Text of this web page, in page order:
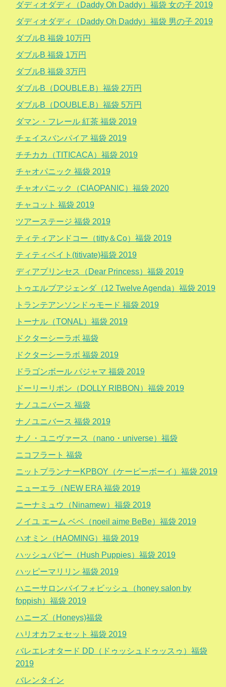
ダディオダディ（Daddy Oh Daddy）福袋 女の子 2019
ダディオダディ（Daddy Oh Daddy）福袋 男の子 2019
ダブルB 福袋 10万円
ダブルB 福袋 1万円
ダブルB 福袋 3万円
ダブルB（DOUBLE.B）福袋 2万円
ダブルB（DOUBLE.B）福袋 5万円
ダマン・フレール 紅茶 福袋 2019
チェイスバンパイア 福袋 2019
チチカカ（TITICACA）福袋 2019
チャオパニック 福袋 2019
チャオパニック（CIAOPANIC）福袋 2020
チャコット 福袋 2019
ツアーステージ 福袋 2019
ティティアンドコー（titty＆Co）福袋 2019
ティティベイト(titivate)福袋 2019
ディアプリンセス（Dear Princess）福袋 2019
トゥエルブアジェンダ（12 Twelve Agenda）福袋 2019
トランテアンソンドゥモード 福袋 2019
トーナル（TONAL）福袋 2019
ドクターシーラボ 福袋
ドクターシーラボ 福袋 2019
ドラゴンボール パジャマ 福袋 2019
ドーリーリボン（DOLLY RIBBON）福袋 2019
ナノユニバース 福袋
ナノユニバース 福袋 2019
ナノ・ユニヴァース（nano・universe）福袋
ニコフラート 福袋
ニットプランナーKPBOY（ケーピーボーイ）福袋 2019
ニューエラ（NEW ERA 福袋 2019
ニーナミュウ（Ninamew）福袋 2019
ノイユ エーム ベベ（noeil aime BeBe）福袋 2019
ハオミン（HAOMING）福袋 2019
ハッシュパピー（Hush Puppies）福袋 2019
ハッピーマリリン 福袋 2019
ハニーサロンバイフォビッシュ（honey salon by
foppish）福袋 2019
ハニーズ（Honeys)福袋
ハリオカフェセット 福袋 2019
バレエレオタード DD（ドゥッシュドゥッスゥ）福袋
2019
バレンタイン